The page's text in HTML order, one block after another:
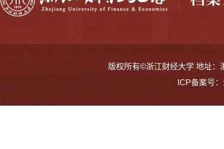
版权所有©浙江财经大学 地址：
ICP备案号：